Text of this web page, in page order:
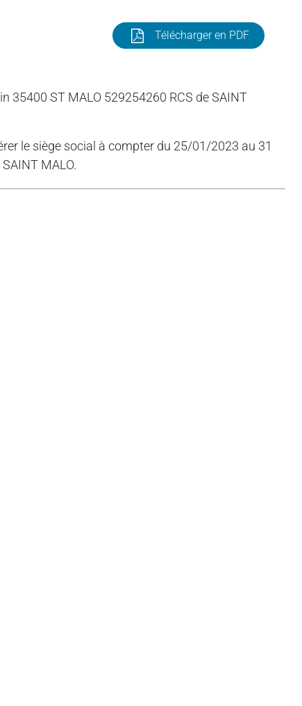
Télécharger en PDF
35400 ST MALO 529254260 RCS de SAINT
le siège social à compter du 25/01/2023 au 31
MALO.